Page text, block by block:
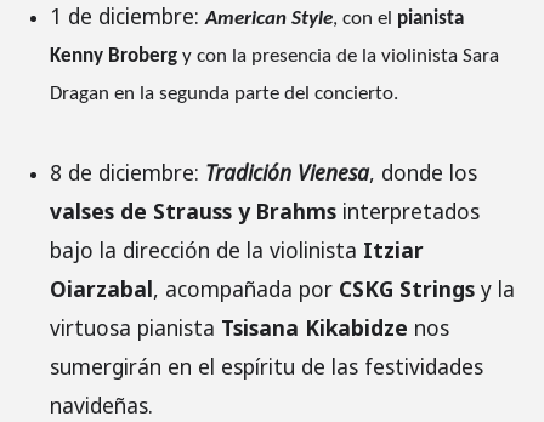
1 de diciembre:American Style, con el pianista
Kenny Broberg y con la presencia de la violinista Sara
Dragan en la segunda parte del concierto.
8 de diciembre: Tradición Vienesa, donde los
valses de Strauss y Brahms interpretados
bajo la dirección de la violinista Itziar
Oiarzabal, acompañada por CSKG Strings y la
virtuosa pianista Tsisana Kikabidze nos
sumergirán en el espíritu de las festividades
navideñas.